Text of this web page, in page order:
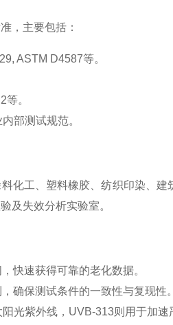
，主要包括：
ASTM D4587等。
等。
部测试规范。
化工、塑料橡胶、纺织印染、
及失效分析实验室。
快速获得可靠的老化数据。
确保测试条件的一致性与复现性。
光紫外线，UVB-313则用于加速